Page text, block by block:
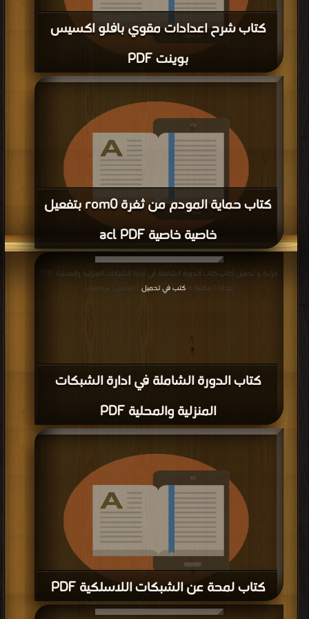
كتاب شرح اعدادات مقوي بافلو اكسيس
بوينت PDF
قراءة و تحميل كتاب كتاب شرح اعدادات مقوي بافلو اكسيس بوينت PDF مجانا |
كتب في مجاني| التحميل : مرة/مرات
كتاب حماية المودم من ثغرة rom0 بتفعيل
خاصية خاصية acl PDF
PDF مجانا | مكتبة >
كتب في اكبر مكتبة| التحميل : مرة/مرات
كتاب الدورة الشاملة في ادارة الشبكات
المنزلية والمحلية PDF
مجانا | مكتبة >كتب في تحميل | التحميل : مرة/مرات
كتاب لمحة عن الشبكات اللاسلكية PDF
قراءة و تحميل كتاب كتاب لمحة عن الشبكات اللاسلكية PDF مجانا | مكتبة >